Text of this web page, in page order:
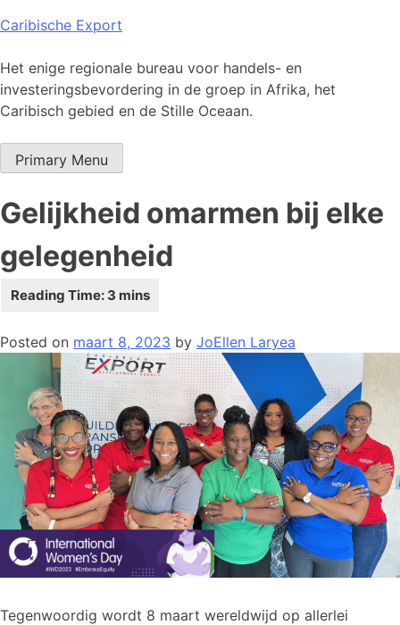
Skip
content
Caribische Export
Het enige regionale bureau voor handels- en
investeringsbevordering in de groep in Afrika, het
Caribisch gebied en de Stille Oceaan.
Primary Menu
Gelijkheid omarmen bij elke
gelegenheid
Posted on maart 8, 2023 by JoEllen Laryea
Tegenwoordig wordt 8 maart wereldwijd op allerlei